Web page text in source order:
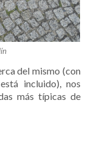
del mismo (con
incluido), nos
más típicas de